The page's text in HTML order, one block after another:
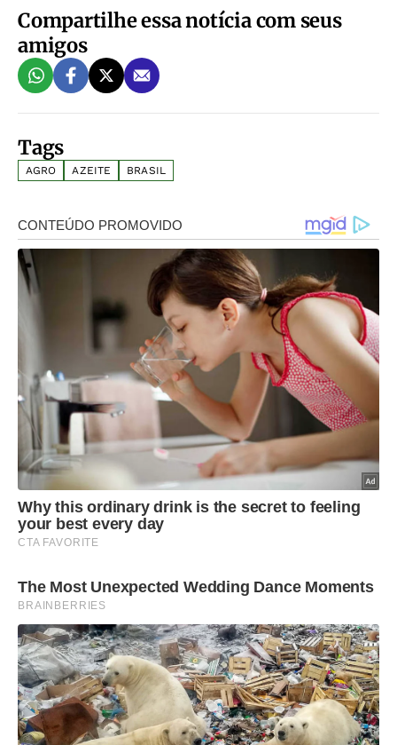
Compartilhe essa notícia com seus
amigos
Tags
AGRO AZEITE BRASIL